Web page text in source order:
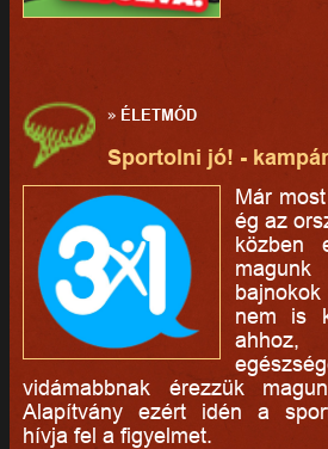
» ÉLETMÓD
Sportolni jó! -
Már
ég az
közben
nem is
vidámabbnak érezzük
Alapítvány ezért idén a
hívja fel a figyelmet.